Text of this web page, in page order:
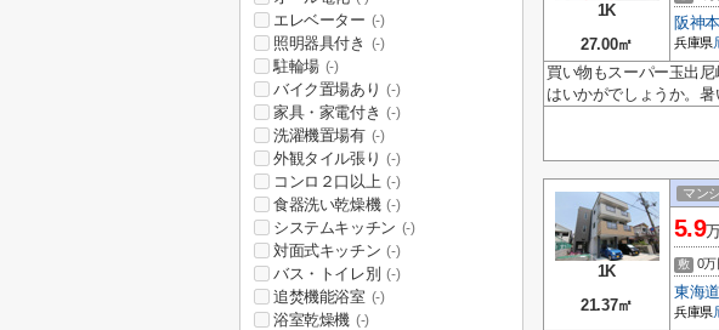
1K
27.00㎡
阪神
兵庫県
買い物もスーパー玉出
はいかがでしょうか。
1K
21.37㎡
マン
5.9
敷 0万
東海
兵庫県
エレベーター (-)
照明器具付き (-)
駐輪場 (-)
バイク置場あり (-)
家具・家電付き (-)
洗濯機置場有 (-)
外観タイル張り (-)
コンロ２口以上 (-)
食器洗い乾燥機 (-)
システムキッチン (-)
対面式キッチン (-)
バス・トイレ別 (-)
追焚機能浴室 (-)
浴室乾燥機 (-)